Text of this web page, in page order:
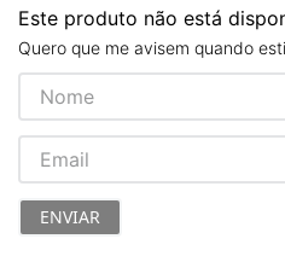
Este produto não está
Quero que me avisem quando
ENVIAR